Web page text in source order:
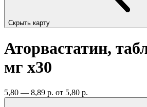
Скрыть карту
Аторвастатин,
мг x30
5,80 — 8,89 р. от 5,80 р.